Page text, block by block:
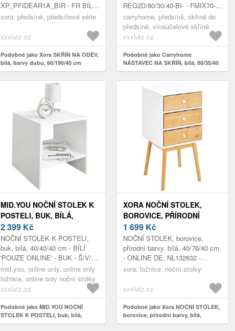
XP_PFIDEAR1A_BIR - FR BÍLÁ
HG, DUB NB, - Š/V/H: 60 X 190
xora, předsíně, předsíňové série
xxxlutz.cz
Podobně jako Xora SKŘÍŇ NA ODĚV,
bílá, barvy dubu, 60/190/40 cm
REG2D/80/30/40-BI- - FMIX70-
KPL01, BÍLÁ, 2 DVEŘE - Š/V/H:
CA. 80/35/40CM
carryhome, předsíně, skříně do
předsíně, víceúčelové skříně
xxxlutz.cz
Podobně jako Carryhome
NÁSTAVEC NA SKŘÍŇ, bílá, 80/35/40
cm
MID.YOU NOČNÍ STOLEK K
POSTELI, BUK, BÍLÁ,
40/40/40 CM
2 399 Kč
NOČNÍ STOLEK K POSTELI,
buk, bílá, 40/40/40 cm - BÍLÍ
'POUZE ONLINE' - BUK - Š/V/H:
40/40/40 CM
mid.you, online only, online only
ložnice, online only noční stolky
xxxlutz.cz
Podobně jako MID.YOU NOČNÍ
STOLEK K POSTELI, buk, bílá,
40/40/40 cm
XORA NOČNÍ STOLEK,
BOROVICE, PŘÍRODNÍ
BARVY, BÍLÁ, 40/76/40 CM
1 699 Kč
NOČNÍ STOLEK, borovice,
přírodní barvy, bílá, 40/76/40 cm
- ONLINE DE, NL132632 -
BAMBUS NATUR/WEIß - B/H/T:
xora, ložnice, noční stolky
xxxlutz.cz
Podobně jako Xora NOČNÍ STOLEK,
borovice, přírodní barvy, bílá,
40/76/40 cm